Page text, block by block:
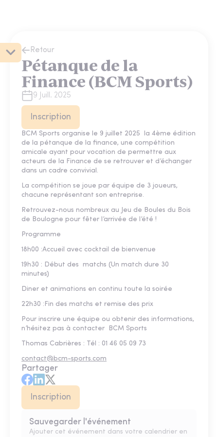
Retour
Pétanque de la
Finance (BCM Sports)
9 Juill. 2025
Inscription
BCM Sports organise le 9 juillet 2025 la 4ème édition
de la pétanque de la finance, une compétition
amicale ayant pour vocation de permettre aux
acteurs de la Finance de se retrouver et d’échanger
dans un cadre convivial.
La compétition se joue par équipe de 3 joueurs,
chacune représentant son entreprise.
Retrouvez-nous nombreux au Jeu de Boules du Bois
de Boulogne pour fêter l’arrivée de l’été !
Programme
18h00 :Accueil avec cocktail de bienvenue
19h30 : Début des matchs (Un match dure 30
minutes)
Diner et animations en continu toute la soirée
22h30 :Fin des matchs et remise des prix
Pour inscrire une équipe ou obtenir des informations,
n’hésitez pas à contacter BCM Sports
Thomas Cabrières : Tél : 01 46 05 09 73
contact@bcm-sports.com
Partager
Inscription
Sauvegarder l'événement
Ajouter cet événement dans votre calendrier en